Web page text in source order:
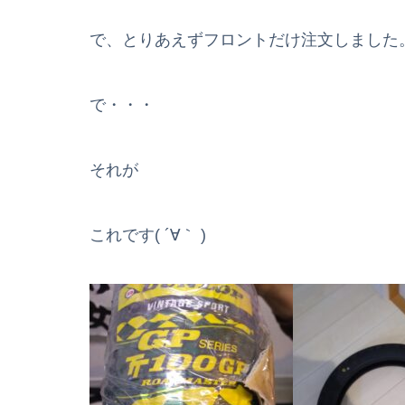
で、とりあえずフロントだけ注文しました
で・・・
それが
これです( ´∀｀ )